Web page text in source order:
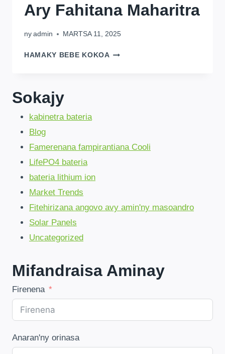
Ary Fahitana Maharitra
ny admin MARTSA 11, 2025
HAMAKY BEBE KOKOA 2025
FAHITANA
Sokajy
kabinetra bateria
Blog
Famerenana fampirantiana Cooli
LifePO4 bateria
bateria lithium ion
Market Trends
Fitehirizana angovo avy amin'ny masoandro
Solar Panels
Uncategorized
Mifandraisa Aminay
Firenena
Anaran'ny orinasa